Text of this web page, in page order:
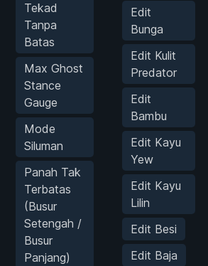
Tekad
Tanpa
Batas
Max Ghost
Stance
Gauge
Mode
Siluman
Panah Tak
Terbatas
(Busur
Setengah /
Busur
Panjang)
Edit
Bunga
Edit Kulit
Predator
Edit
Bambu
Edit Kayu
Yew
Edit Kayu
Lilin
Edit Besi
Edit Baja